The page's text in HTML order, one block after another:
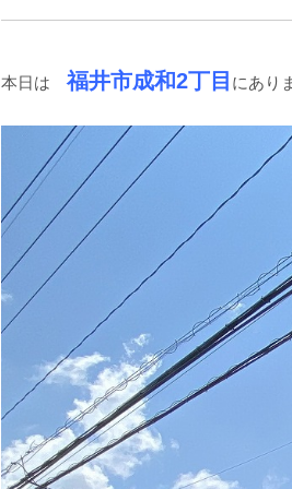
本日は福井市成和2丁目 にあり